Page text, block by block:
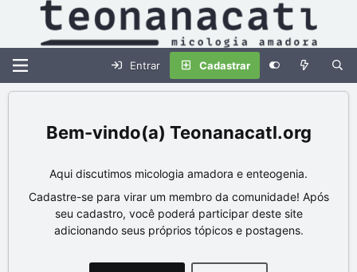
Entrar Cadastrar
Teonanacatl.org
Aqui discutimos micologia amadora e enteogenia.
Cadastre-se para virar um membro da comunidade! Após
seu cadastro, você poderá participar deste site
adicionando seus próprios tópicos e postagens.